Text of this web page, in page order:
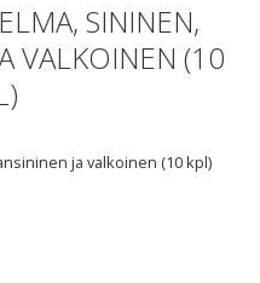
SININEN,
VALKOINEN (10
ja valkoinen (10 kpl)